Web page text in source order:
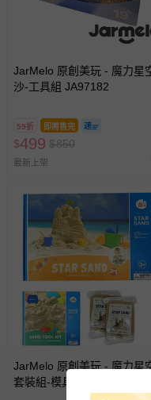
JarMelo 原創美玩 - 魔力星
沙-工具組 JA97182
59折 即將售完
$499 $850
最新上架
JarMelo 原創美玩 - 魔力星
套裝組-模具組+1KG星空沙